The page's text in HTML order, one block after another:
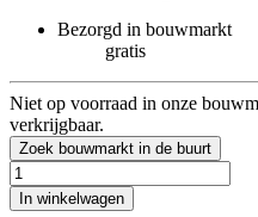
Bezorgd in bouwmarkt
gratis
Niet op voorraad in onze
verkrijgbaar.
Zoek bouwmarkt in de buurt
In winkelwagen